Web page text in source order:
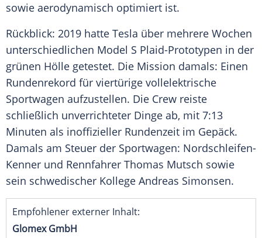
sowie aerodynamisch optimiert ist.
Rückblick: 2019 hatte Tesla über mehrere Wochen
unterschiedlichen Model S Plaid-Prototypen in der
grünen Hölle getestet. Die Mission damals: Einen
Rundenrekord für viertürige vollelektrische
Sportwagen aufzustellen. Die Crew reiste
schließlich unverrichteter Dinge ab, mit 7:13
Minuten als inoffizieller Rundenzeit im Gepäck.
Damals am Steuer der Sportwagen: Nordschleifen-
Kenner und Rennfahrer Thomas Mutsch sowie
sein schwedischer Kollege Andreas Simonsen.
Empfohlener externer Inhalt:
Glomex GmbH